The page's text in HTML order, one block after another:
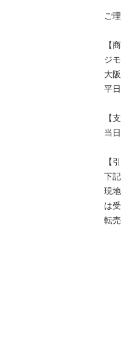
ご
【
ジ
大
平
【
当
【
下
現
は
転